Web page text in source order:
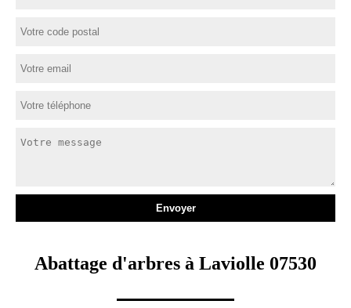
Abattage d'arbres à Laviolle 07530